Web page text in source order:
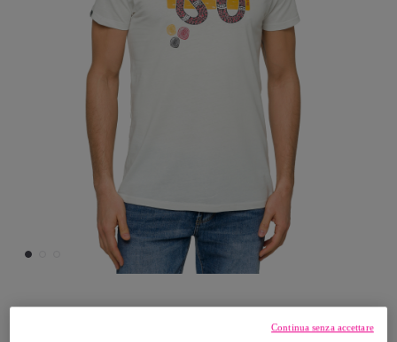
Continua senza accettare